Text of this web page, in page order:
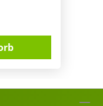
bietet sich